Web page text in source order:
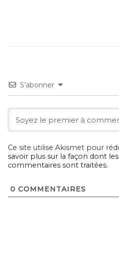
S’abonner
Ce site utilise Akismet pour
savoir plus sur la façon dont
commentaires sont traitées.
0 COMMENTAIRES